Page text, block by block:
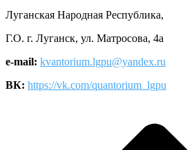
Луганская Народная Республика,
Г.О. г. Луганск, ул. Матросова, 4а
e-mail: kvantorium.lgpu@yandex.ru
ВК: https://vk.com/quantorium_lgpu